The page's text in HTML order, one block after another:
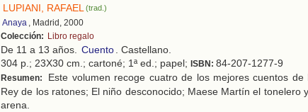
LUPIANI, RAFAEL(trad.)
Anaya , Madrid, 2000
Colección: Libro regalo
De 11 a 13 años. Cuento. Castellano.
304 p.; 23X30 cm.; cartoné; 1ª ed.; papel; ISBN: 84-207-1277-9
Resumen:
Este volumen recoge cuatro de los mejores cuentos
Rey de los ratones; El niño desconocido; Maese Martín el tonelero
arena.